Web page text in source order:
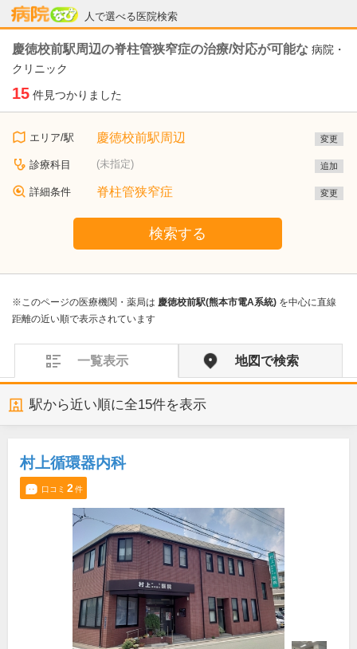
人で選べる医院検索
病院なび
慶徳校前駅周辺の脊柱管狭窄症の治療/対応が可能な 病院・
クリニック
15 件見つかりました
エリア/駅 慶徳校前駅周辺 変更
診療科目 (未指定) 追加
詳細条件 脊柱管狭窄症 変更
検索する
※このページの医療機関・薬局は 慶徳校前駅(熊本市電A系統) を中心に直線
距離の近い順で表示されています
一覧表示 地図で検索
駅から近い順に全15件を表示
村上循環器内科
口コミ 2件